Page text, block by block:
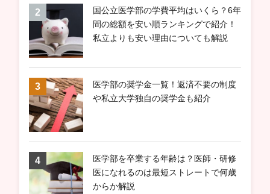
国公立医学部の学費平均はいくら？6年
間の総額を安い順ランキングで紹介！
私立よりも安い理由についても解説
医学部の奨学金一覧！返済不要の制度
や私立大学独自の奨学金も紹介
医学部を卒業する年齢は？医師・研修
医になれるのは最短ストレートで何歳
からか解説